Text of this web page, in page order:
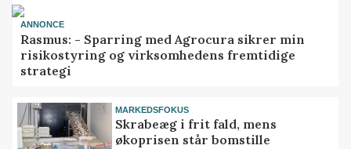
ANNONCE
Rasmus: - Sparring med Agrocura sikrer min
risikostyring og virksomhedens fremtidige
strategi
MARKEDSFOKUS
Skrabeæg i frit fald, mens
økoprisen står bomstille